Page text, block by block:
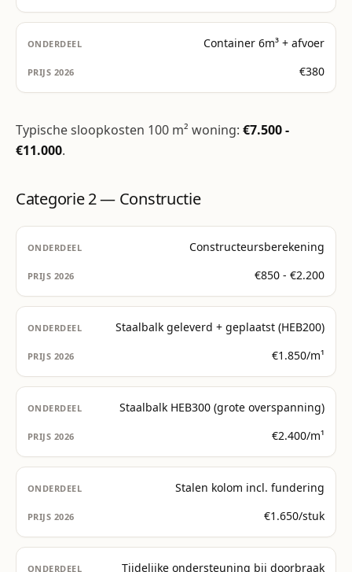
Container 6m³ + afvoer
€380
Typische sloopkosten 100 m² woning: €7.500 -
€11.000.
Categorie 2 — Constructie
Constructeursberekening
€850 - €2.200
Staalbalk geleverd + geplaatst (HEB200)
€1.850/m¹
Staalbalk HEB300 (grote overspanning)
€2.400/m¹
Stalen kolom incl. fundering
€1.650/stuk
Tijdelijke ondersteuning bij doorbraak